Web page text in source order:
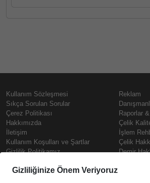
Kullanım Sözleşmesi
Sıkça Sorulan Sorular
Çerez Politikası
Hakkımızda
İletişim
Kullanım Koşulları ve Şartlar
Gizlilik Politikamız
Prime
Reklam
Raporlar
Çelik
İşlem
Çelik
Demir